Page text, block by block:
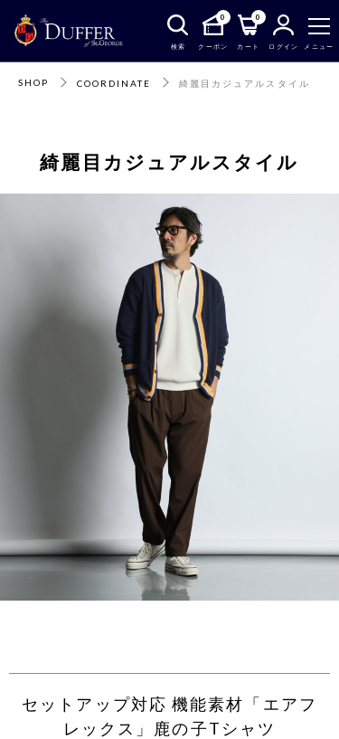
検索
0
クーポン
0
カート ログイン メニュー
SHOP COORDINATE 綺麗目カジュアルスタイル
綺麗目カジュアルスタイル
セットアップ対応 機能素材「エアフ
レックス」鹿の子Tシャツ